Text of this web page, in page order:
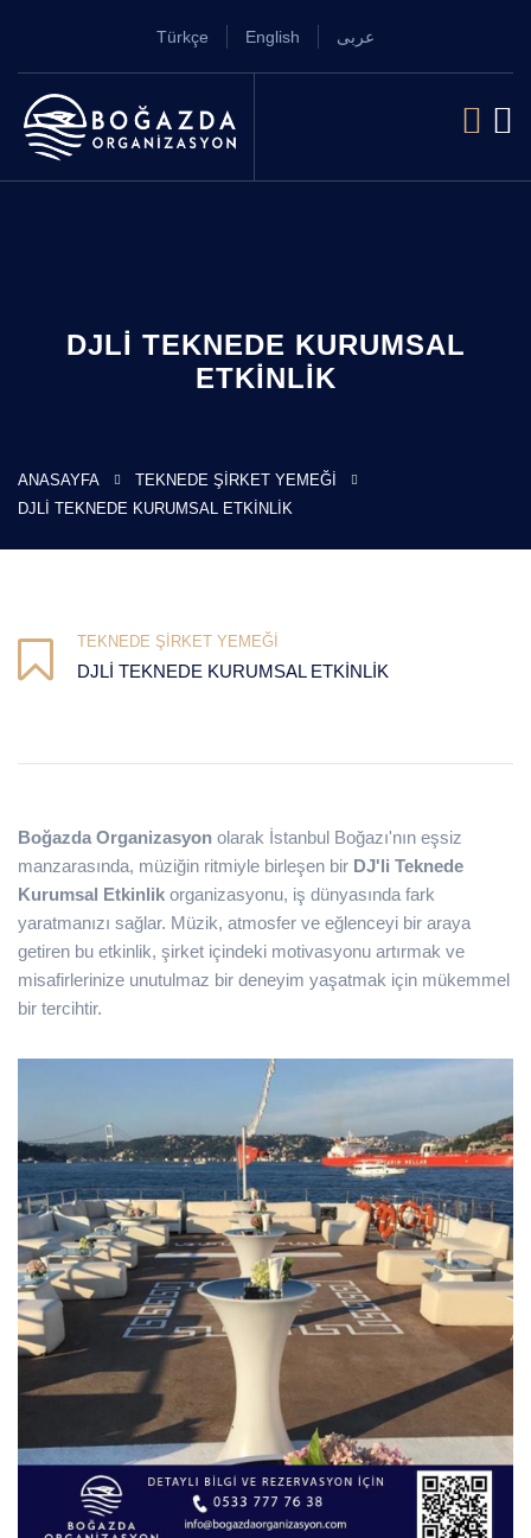
Türkçe English عربى
DJLI TEKNEDE KURUMSAL
ETKINLIK
ANASAYFA
TEKNEDE ŞIRKET YEMEĞI
DJLI TEKNEDE KURUMSAL ETKINLIK
TEKNEDE ŞIRKET YEMEĞI
DJLI TEKNEDE KURUMSAL ETKINLIK
Boğazda Organizasyon olarak İstanbul Boğazı'nın eşsiz
manzarasında, müziğin ritmiyle birleşen bir DJ'li Teknede
Kurumsal Etkinlik organizasyonu, iş dünyasında fark
yaratmanızı sağlar. Müzik, atmosfer ve eğlenceyi bir araya
getiren bu etkinlik, şirket içindeki motivasyonu artırmak ve
misafirlerinize unutulmaz bir deneyim yaşatmak için mükemmel
bir tercihtir.